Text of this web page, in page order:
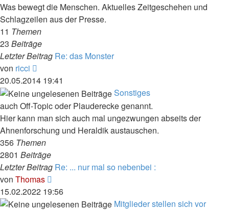
Was bewegt die Menschen. Aktuelles Zeitgeschehen und
Schlagzeilen aus der Presse.
11 Themen
23 Beiträge
Letzter Beitrag Re: das Monster
von ricci
Beitrag
20.05.2014 19:41
Sonstiges
auch Off-Topic oder Plauderecke genannt.
Hier kann man sich auch mal ungezwungen abseits der
Ahnenforschung und Heraldik austauschen.
356 Themen
2801 Beiträge
Letzter Beitrag Re: ... nur mal so nebenbei :
von Thomas
Beitrag
15.02.2022 19:56
Mitglieder stellen sich vor